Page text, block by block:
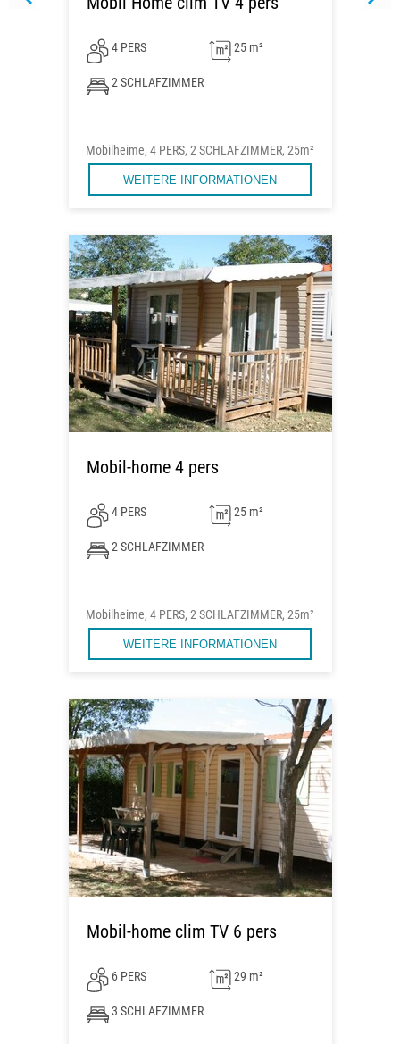
4 PERS 25 m²
2 SCHLAFZIMMER
Mobilheime, 4 PERS, 2 SCHLAFZIMMER, 25m²
WEITERE INFORMATIONEN
Mobil-home 4 pers
4 PERS 25 m²
2 SCHLAFZIMMER
Mobilheime, 4 PERS, 2 SCHLAFZIMMER, 25m²
WEITERE INFORMATIONEN
Mobil-home clim TV 6 pers
6 PERS 29 m²
3 SCHLAFZIMMER